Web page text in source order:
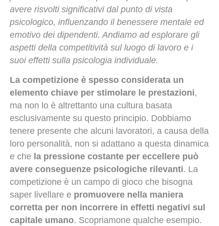
avere risvolti significativi dal punto di vista
psicologico, influenzando il benessere mentale ed
emotivo dei dipendenti. Andiamo ad esplorare gli
aspetti della competitività sul luogo di lavoro e i
suoi effetti sulla psicologia individuale.
La competizione è spesso considerata un
elemento chiave per stimolare le prestazioni,
ma non lo è altrettanto una cultura basata
esclusivamente su questo principio. Dobbiamo
tenere presente che alcuni lavoratori, a causa della
loro personalità, non si adattano a questa dinamica
e che la pressione costante per eccellere può
avere conseguenze psicologiche rilevanti. La
competizione è un campo di gioco che bisogna
saper livellare e promuovere nella maniera
corretta per non incorrere in effetti negativi sul
capitale umano. Scopriamone qualche esempio.